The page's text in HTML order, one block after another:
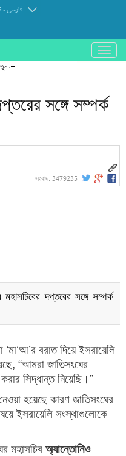
.فارسی
باز
و
منو
নজির সিন্সিনাটির ওয়েস্টউড
সঙ্গে সম্পর্ক
সংবাদ: 3479235
মহাসচিবের দপ্তরের সঙ্গে সম্পর্ক
বরাত দিয়ে ইসরায়েলি
“আমরা জাতিসংঘের
সিদ্ধান্ত নিয়েছি।”
হয়েছে কারণ জাতিসংঘের
ইসরায়েলি সংস্থাগুলোকে
মহাসচিব অ্যান্তোনিও